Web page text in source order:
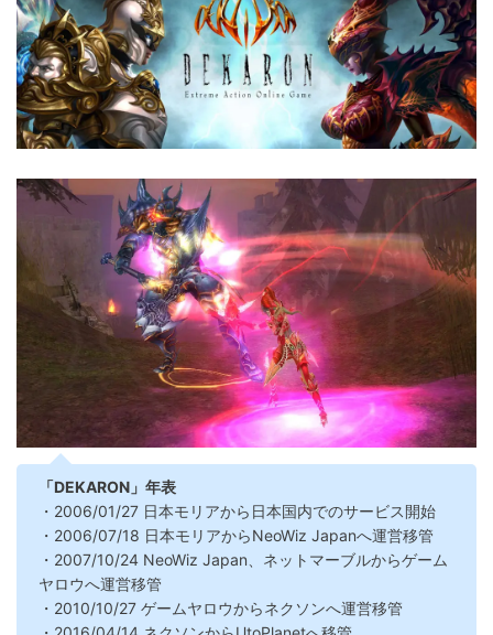
「DEKARON」年表
・2006/01/27 日本モリアから日本国内でのサービス開始
・2006/07/18 日本モリアからNeoWiz Japanへ運営移管
・2007/10/24 NeoWiz Japan、ネットマーブルからゲーム
ヤロウへ運営移管
・2010/10/27 ゲームヤロウからネクソンへ運営移管